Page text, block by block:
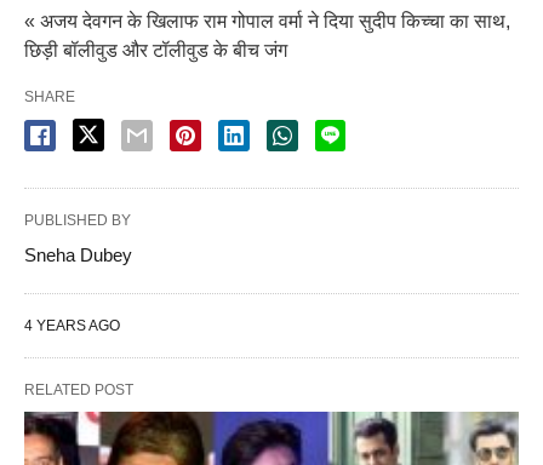
« अजय देवगन के खिलाफ राम गोपाल वर्मा ने दिया सुदीप किच्चा का साथ,
छिड़ी बॉलीवुड और टॉलीवुड के बीच जंग
SHARE
PUBLISHED BY
Sneha Dubey
4 YEARS AGO
RELATED POST